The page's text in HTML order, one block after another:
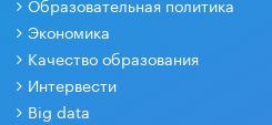
Экономика
Качество образования
Интервести
Big data